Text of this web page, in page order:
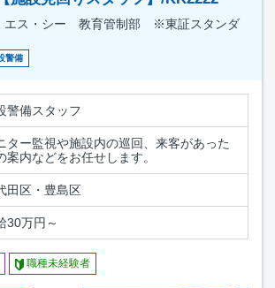
エス・シー 教育管制部 ※東証スタンダ
警備
警備スタッフ
ター監視や施設内の巡回、来客があった
案内などをお任せします。
田区・豊島区
30万円～
職種未経験者